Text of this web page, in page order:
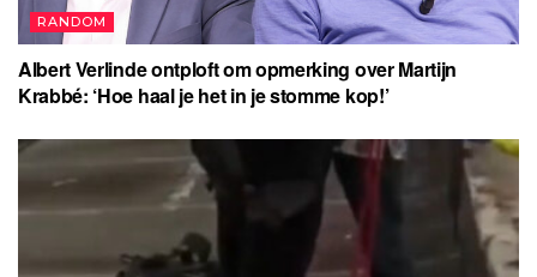
RANDOM
Albert Verlinde ontploft om opmerking over Martijn
Krabbé: ‘Hoe haal je het in je stomme kop!’